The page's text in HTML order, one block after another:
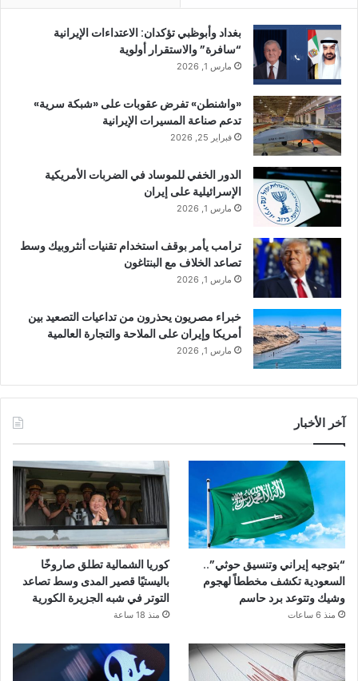
بغداد وأبوظبي تؤكدان: الاعتداءات الإيرانية
“سافرة” والاستقرار أولوية
مارس 1, 2026
«واشنطن» تفرض عقوبات على «شبكة سرية»
تدعم صناعة المسيرات الإيرانية
فبراير 25, 2026
الدور الخفي للموساد في الضربات الأمريكية
الإسرائيلية على إيران
مارس 1, 2026
ترامب يأمر بوقف استخدام تقنيات أنثروبيك وسط
تصاعد الخلاف مع البنتاغون
مارس 1, 2026
خبراء مصريون يحذرون من تداعيات التصعيد بين
أمريكا وإيران على الملاحة والتجارة العالمية
مارس 1, 2026
آخر الأخبار
“بتوجيه إيراني وتنسيق حوثي”..
السعودية تكشف مخططاً لهجوم
وشيك وتتوعد برد حاسم
منذ 6 ساعات
كوريا الشمالية تطلق صاروخًا
باليستيًا قصير المدى وسط تصاعد
التوتر في شبه الجزيرة الكورية
منذ 18 ساعة